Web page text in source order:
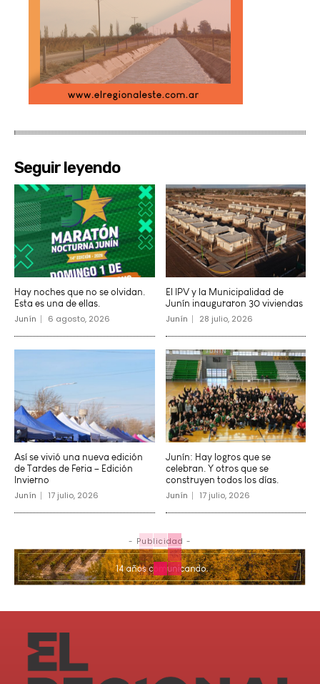
Seguir leyendo
Hay noches que no se olvidan.
Esta es una de ellas.
Junín 6 agosto, 2026
El IPV y la Municipalidad de
Junín inauguraron 30 viviendas
Junín 28 julio, 2026
Así se vivió una nueva edición
de Tardes de Feria – Edición
Invierno
Junín 17 julio, 2026
Junín: Hay logros que se
celebran. Y otros que se
construyen todos los días.
Junín 17 julio, 2026
- Publicidad -